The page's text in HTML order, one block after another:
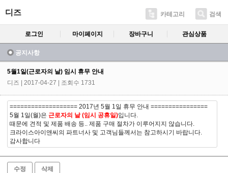
디즈 카테고리 검색
로그인 마이페이지 장바구니 관심상품
공지사항
5월1일(근로자의 날) 임시 휴무 안내
디즈 | 2017-04-27 | 조회수 1731
=================== 2017년 5월 1일 휴무 안내 ================
5월 1일(월)은 근로자의 날 (임시 공휴일)입니다.
때문에 견적 및 제품 배송 등.. 제품 구매 절차가 이루어지지 않습니다.
크라이스아이앤씨의 파트너사 및 고객님들께서는 참고하시기 바랍니다.
감사합니다
수정 삭제